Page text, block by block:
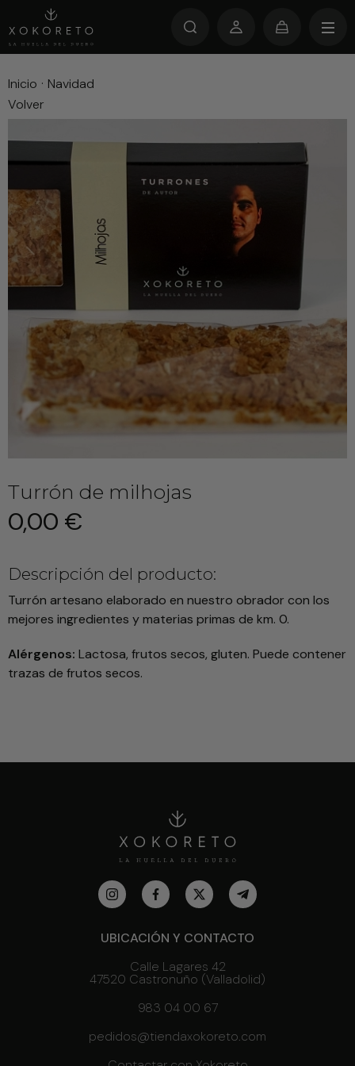
Inicio · Navidad
Volver
Turrón de milhojas
0,00 €
Descripción del producto:
Turrón artesano elaborado en nuestro obrador con los
mejores ingredientes y materias primas de km. 0.
Alérgenos: Lactosa, frutos secos, gluten. Puede contener
trazas de frutos secos.
UBICACIÓN Y CONTACTO
Calle Lagares 42
47520 Castronuño (Valladolid)
983 04 00 67
pedidos@tiendaxokoreto.com